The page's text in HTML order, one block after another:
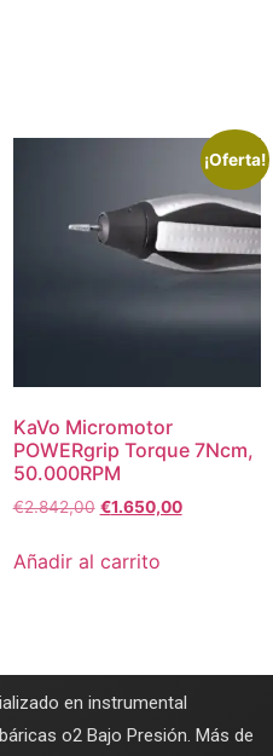
¡Oferta!
KaVo Micromotor
POWERgrip Torque 7Ncm,
50.000RPM
€2.842,00 €1.650,00
Añadir al carrito
en instrumental
o2 Bajo Presión. Más de